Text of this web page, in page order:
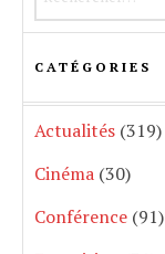
CATÉGORIES
Actualités (319)
Cinéma (30)
Conférence (91)